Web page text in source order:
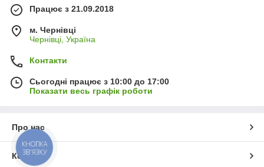
Працює з 21.09.2018
м. Чернівці
Чернівці, Україна
Контакти
Сьогодні працює з 10:00 до 17:00
Показати весь графік роботи
Про нас
Контакти
КНОПКА
ЗВ'ЯЗКУ